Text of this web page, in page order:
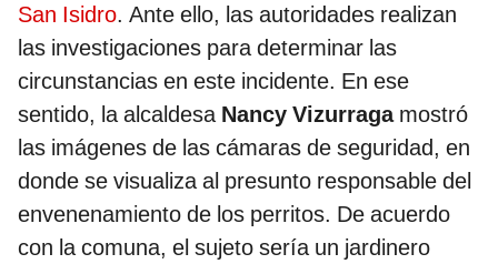
San Isidro. Ante ello, las autoridades realizan
las investigaciones para determinar las
circunstancias en este incidente. En ese
sentido, la alcaldesa Nancy Vizurragamostró
las imágenes de las cámaras de seguridad, en
donde se visualiza al presunto responsable del
envenenamiento de los perritos. De acuerdo
con la comuna, el sujeto sería un jardinero